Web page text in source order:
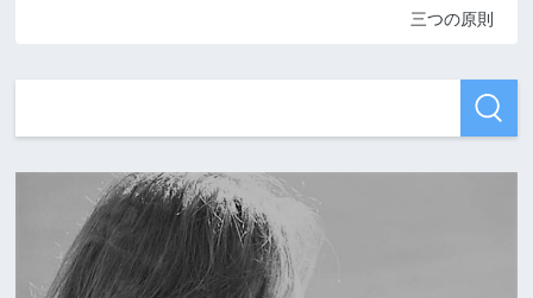
三つの原則